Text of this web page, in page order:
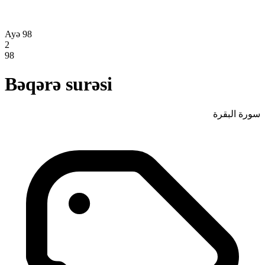
Ayə 98
2
98
Bəqərə surəsi
سورة البقرة